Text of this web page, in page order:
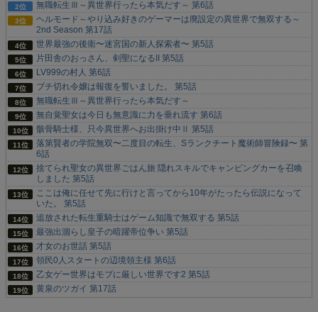
無職転生Ⅲ～異世界行ったら本気だす～ 第6話
ヘルモード～やり込み好きのゲーマーは廃設定の異世界で無双する～
2nd Season 第17話
世界最強の後衛〜迷宮国の新人探索者〜 第5話
片田舎のおっさん、剣聖になるII 第5話
LV999の村人 第6話
ブチ切れ令嬢は報復を誓いました。 第5話
無職転生Ⅲ～異世界行ったら本気だす～
無自覚聖女は今日も無意識に力を垂れ流す 第6話
骸骨騎士様、只今異世界へお出掛け中Ⅱ 第5話
落第賢者の学院無双〜二度目の転生、Sランクチート魔術師冒険録〜 第
6話
捨てられ聖女の異世界ごはん旅 隠れスキルでキャンピングカーを召喚
しました 第5話
ここは俺に任せて先に行けと言ってから10年がたったら伝説になって
いた。 第5話
追放された転生重騎士はゲーム知識で無双する 第5話
最強出涸らし皇子の暗躍帝位争い 第5話
才女のお世話 第5話
領民0人スタートの辺境領主様 第6話
乙女ゲー世界はモブに厳しい世界です2 第5話
黄泉のツガイ 第17話